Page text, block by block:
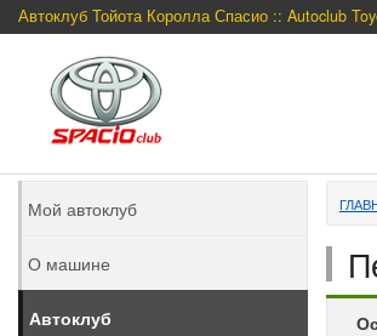
Автоклуб Тойота Королла Спасио :: Autoclub
Мой автоклуб
О машине
Автоклуб